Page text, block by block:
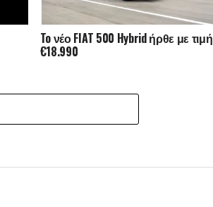
To νέο FIAT 500 Hybrid ήρθε με τιμή
€18.990